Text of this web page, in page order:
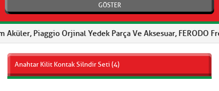
GÖSTER
Orjinal Yedek Parça Ve Aksesuar, FERODO Fren
Anahtar Kilit Kontak Silndir Seti (4)